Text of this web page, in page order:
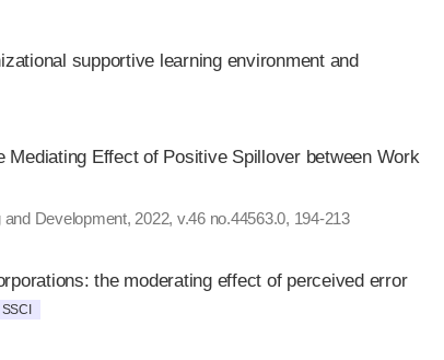
supportive learning environment and
Mediating Effect of Positive Spillover between Work
Development, 2022, v.46 no.44563.0, 194-213
the moderating effect of perceived error
SSCI